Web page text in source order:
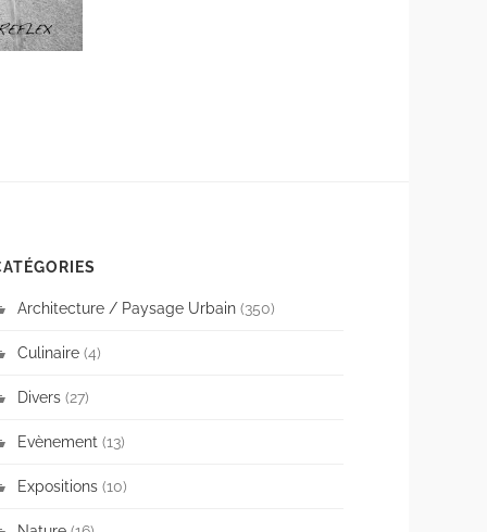
Architecture / Paysage Urbain (350)
Culinaire (4)
Divers (27)
Evènement (13)
Expositions (10)